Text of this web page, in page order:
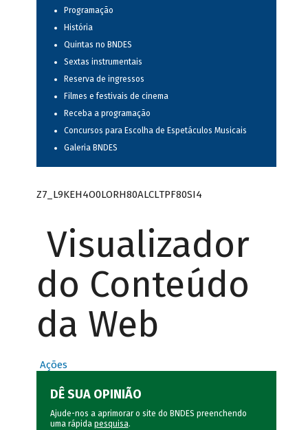
Programação
História
Quintas no BNDES
Sextas instrumentais
Reserva de ingressos
Filmes e festivais de cinema
Receba a programação
Concursos para Escolha de Espetáculos Musicais
Galeria BNDES
Z7_L9KEH4O0LORH80ALCLTPF80SI4
Visualizador
do Conteúdo
da Web
Ações
DÊ SUA OPINIÃO
Ajude-nos a aprimorar o site do BNDES preenchendo
uma rápida pesquisa.